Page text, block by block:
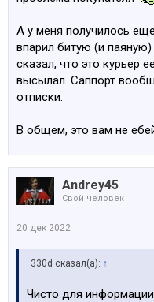
А у меня получилось
впарил битую (и
сказал, что это курьер
высылал. Саппорт
отписки.
В общем, это вам не
Andrey45
Свой человек
20 дек 2022
330d сказал(а): ↑
Чисто для